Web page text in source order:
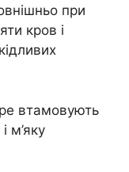
при
кров і
втамовують
м’яку